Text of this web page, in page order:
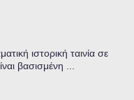
ιστορική ταινία σε
βασισμένη ...